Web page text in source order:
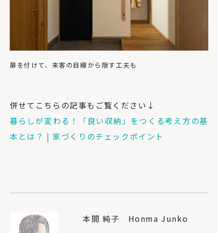
扉を付けて、来客の目線から隠す工夫も
併せてこちらの記事もご覧ください↓
暮らしが変わる！「良い収納」をつくる考え方の基
本とは？ | 家づくりのチェックポイント
本間 純子 Honma Junko